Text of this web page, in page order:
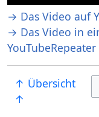
→ Das Video auf
→ Das Video in
↑ Übersicht
↑